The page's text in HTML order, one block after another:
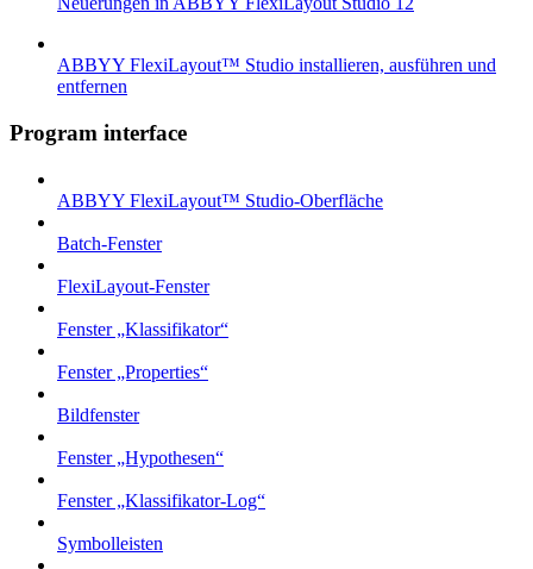
ABBYY FlexiLayout™ Studio installieren, ausführen und
entfernen
Program interface
ABBYY FlexiLayout™ Studio-Oberfläche
Batch-Fenster
FlexiLayout-Fenster
Fenster „Klassifikator“
Fenster „Properties“
Bildfenster
Fenster „Hypothesen“
Fenster „Klassifikator-Log“
Symbolleisten